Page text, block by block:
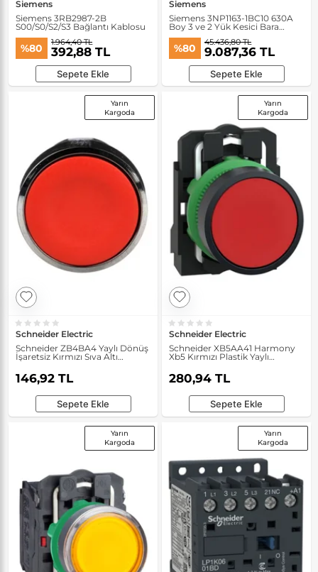
Siemens
Siemens 3RB2987-2B
S00/S0/S2/S3 Bağlantı Kablosu
%80 1.964,40 TL
392,88 TL
Sepete Ekle
Siemens
Siemens 3NP1163-1BC10 630A
Boy 3 ve 2 Yük Kesici Bara
Bağlantısı
%80 45.436,80 TL
9.087,36 TL
Sepete Ekle
Yarın
Kargoda
Schneider Electric
Schneider ZB4BA4 Yaylı Dönüş
İşaretsiz Kırmızı Sıva Altı
146,92 TL
Sepete Ekle
Yarın
Kargoda
Schneider Electric
Schneider XB5AA41 Harmony
Xb5 Kırmızı Plastik Yaylı
280,94 TL
Sepete Ekle
Yarın
Kargoda
Yarın
Kargoda